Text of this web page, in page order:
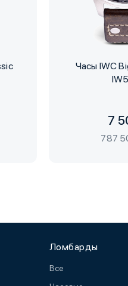
Часы IWC
7
787
Ломбарды
Все